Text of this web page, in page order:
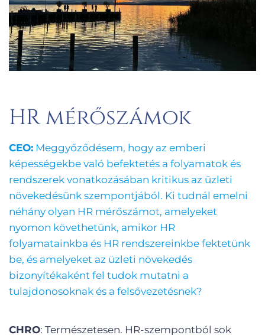
HR mérőszámok
CEO: Meggyőződésem, hogy az emberi
képességekbe való befektetés a folyamatok és
rendszerek vonatkozásában kritikus az üzleti
növekedésünk szempontjából. Ki tudnál emelni
néhány olyan HR mérőszámot, amelyeket
nyomon követhetünk, amikor HR
folyamatainkba és HR rendszereinkbe fektetünk
be, és amelyeket az üzleti növekedés
bizonyítékaként fel tudok mutatni a
tulajdonosoknak és a felsővezetésnek?
CHRO: Természetesen. HR-szempontból sok